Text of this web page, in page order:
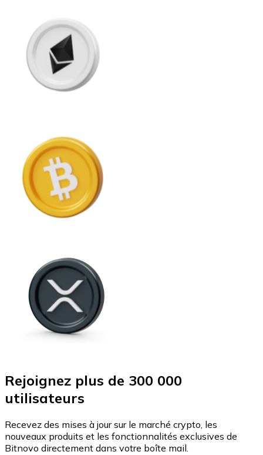
Rejoignez plus de 300 000
utilisateurs
Recevez des mises à jour sur le marché crypto, les
nouveaux produits et les fonctionnalités exclusives de
Bitnovo directement dans votre boîte mail.